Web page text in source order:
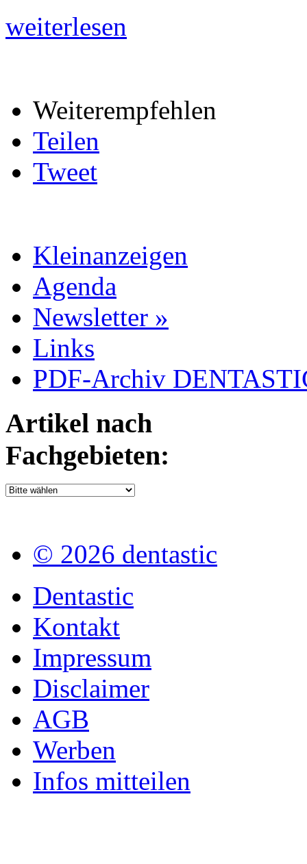
weiterlesen
Weiterempfehlen
Teilen
Tweet
Kleinanzeigen
Agenda
Newsletter »
Links
PDF-Archiv
Artikel nach
Fachgebieten:
© 2026 dentastic
Dentastic
Kontakt
Impressum
Disclaimer
AGB
Werben
Infos mitteilen